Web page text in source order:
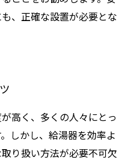
、正確な設置が必要とな
高く、多くの人々にとっ
しかし、給湯器を効率よ
り扱い方法が必要不可欠